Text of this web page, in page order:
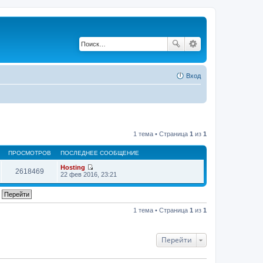
Вход
1 тема • Страница 1 из 1
ПРОСМОТРОВ ПОСЛЕДНЕЕ СООБЩЕНИЕ
2618469
Hosting
П
р
й
е
22 фев 2016, 23:21
1 тема • Страница 1 из 1
Перейти